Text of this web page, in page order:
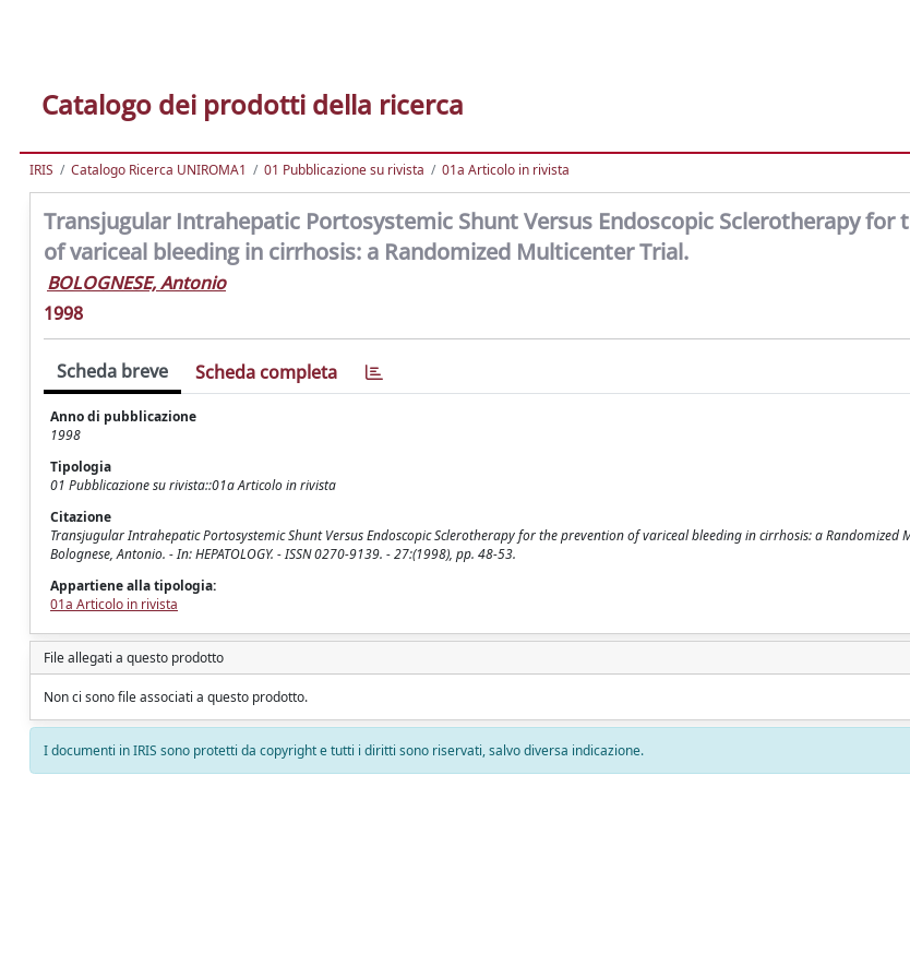
Catalogo dei prodotti della ricerca
IRIS Catalogo Ricerca UNIROMA1 01 Pubblicazione su rivista 01a Articolo in rivista
Transjugular Intrahepatic Portosystemic Shunt Versus Endoscopic Sclerotherapy for
of variceal bleeding in cirrhosis: a Randomized Multicenter Trial.
BOLOGNESE, Antonio
1998
Scheda breve Scheda completa
Anno di pubblicazione
1998
Tipologia
01 Pubblicazione su rivista::01a Articolo in rivista
Citazione
Transjugular Intrahepatic Portosystemic Shunt Versus Endoscopic Sclerotherapy for the prevention of variceal bleeding in cirrhosis: a Randomized
Bolognese, Antonio. - In: HEPATOLOGY. - ISSN 0270-9139. - 27:(1998), pp. 48-53.
Appartiene alla tipologia:
01a Articolo in rivista
File allegati a questo prodotto
Non ci sono file associati a questo prodotto.
I documenti in IRIS sono protetti da copyright e tutti i diritti sono riservati, salvo diversa indicazione.